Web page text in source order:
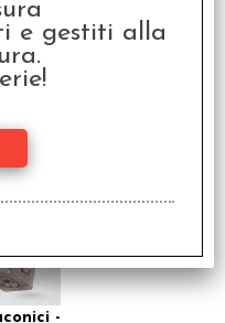
-
-
e gestiti alla